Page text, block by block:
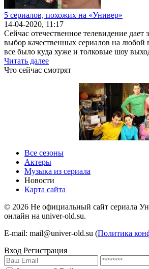
5 сериалов, похожих на «Универ»
14-04-2020, 11:17
Сейчас отечественное телевидение
выбор качественных сериалов на любой
все было куда хуже и толковые шоу
Читать далее
Что сейчас смотрят
Все сезоны
Актеры
Музыка из сериала
Новости
Карта сайта
© 2026 Не официальный сайт сериала
онлайн на univer-old.su.
E-mail: mail@univer-old.su (Политика
Вход Регистрация